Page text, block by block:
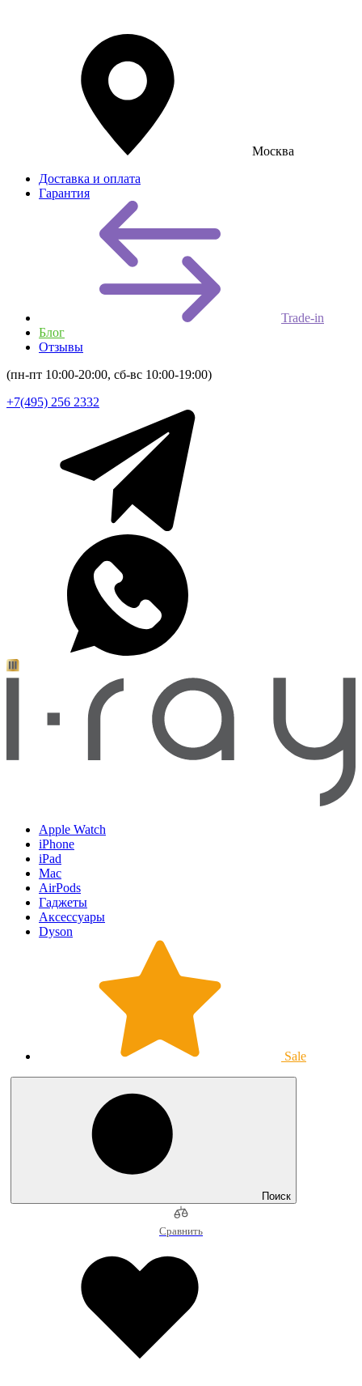
Москва
Доставка и оплата
Гарантия
Trade-in
Блог
Отзывы
(пн-пт 10:00-20:00, сб-вс 10:00-19:00)
+7(495) 256 2332
Apple Watch
iPhone
iPad
Mac
AirPods
Гаджеты
Аксессуары
Dyson
Sale
Поиск
Сравнить